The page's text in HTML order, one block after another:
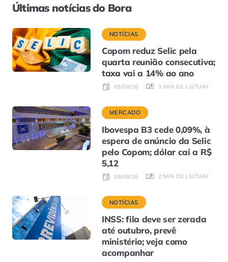
Últimas notícias do Bora
NOTÍCIAS
Copom reduz Selic pela
quarta reunião consecutiva;
taxa vai a 14% ao ano
05/08/26 3 MIN DE LEITURA
MERCADO
Ibovespa B3 cede 0,09%, à
espera de anúncio da Selic
pelo Copom; dólar cai a R$
5,12
05/08/26 2 MIN DE LEITURA
NOTÍCIAS
INSS: fila deve ser zerada
até outubro, prevê
ministério; veja como
acompanhar